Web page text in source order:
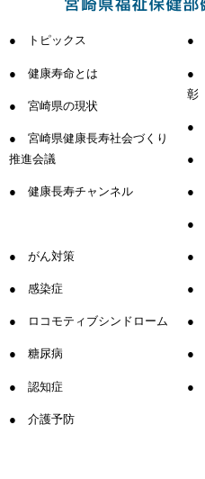
トピックス
健康寿命とは
宮崎県の現状
宮崎県健康長寿社会づくり
推進会議
健康長寿チャンネル
彰
がん対策
感染症
ロコモティブシンドローム
糖尿病
認知症
介護予防